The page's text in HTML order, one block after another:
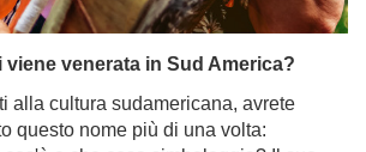
viene venerata in Sud America?
alla cultura sudamericana, avrete
questo nome più di una volta: